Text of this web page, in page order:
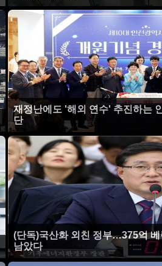
재정난에도 '해외 연수' 추진하는
단
(단독)국산화 외친 정부…375억
남았다